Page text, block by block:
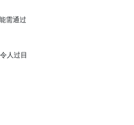
需通过
人过目